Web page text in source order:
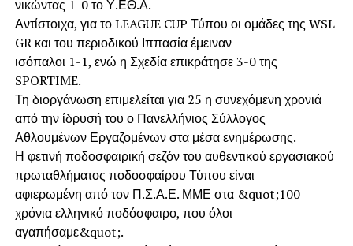
νικώντας 1-0 το Υ.ΕΘ.Α.
Αντίστοιχα, για το LEAGUE CUP Τύπου οι ομάδες της WSL
GR και του περιοδικού Ιππασία έμειναν
ισόπαλοι 1-1, ενώ η Σχεδία επικράτησε 3-0 της
SPORTIME.
Τη διοργάνωση επιμελείται για 25 η συνεχόμενη χρονιά
από την ίδρυσή του ο Πανελλήνιος Σύλλογος
Αθλουμένων Εργαζομένων στα μέσα ενημέρωσης.
Η φετινή ποδοσφαιρική σεζόν του αυθεντικού εργασιακού
πρωταθλήματος ποδοσφαίρου Τύπου είναι
αφιερωμένη από τον Π.Σ.Α.Ε. ΜΜΕ στα &quot;100
χρόνια ελληνικό ποδόσφαιρο, που όλοι
αγαπήσαμε&quot;.